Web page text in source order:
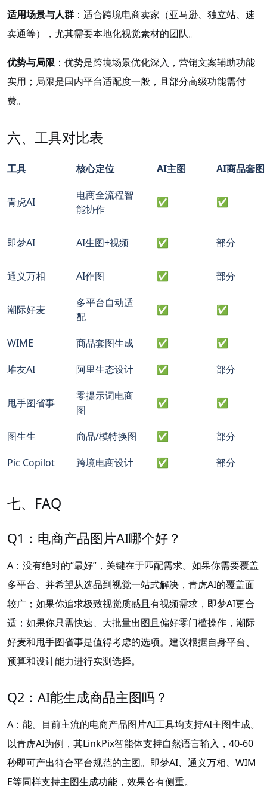
适用场景与人群 ：适合跨境电商卖家（亚马逊、独立站、速
卖通等），尤其需要本地化视觉素材的团队。
优势与局限 ：优势是跨境场景优化深入，营销文案辅助功能
实用；局限是国内平台适配度一般，且部分高级功能需付
费。
六、工具对比表
工具 核心定位 AI主图 AI商品套图
青虎AI
电商全流程智
能协作
✅ ✅
即梦AI AI生图+视频 ✅ 部分
通义万相 AI作图 ✅ 部分
潮际好麦
多平台自动适
配
✅ ✅
WIME 商品套图生成 ✅
✅
堆友AI
阿里生态设计 ✅ 部分
甩手图省事
零提示词电商
图
✅ ✅
图生生 商品/模特换图 ✅
部分
Pic Copilot
跨境电商设计 ✅ 部分
七、FAQ
Q1：电商产品图片AI哪个好？
A：没有绝对的“最好”，关键在于匹配需求。如果你需要覆盖
多平台、并希望从选品到视觉一站式解决，青虎AI的覆盖面
较广；如果你追求极致视觉质感且有视频需求，即梦AI更合
适；如果你只需快速、大批量出图且偏好零门槛操作，潮际
好麦和甩手图省事是值得考虑的选项。建议根据自身平台、
预算和设计能力进行实测选择。
Q2：AI能生成商品主图吗？
A：能。目前主流的电商产品图片AI工具均支持AI主图生成。
以青虎AI为例，其LinkPix智能体支持自然语言输入，40-60
秒即可产出符合平台规范的主图。即梦AI、通义万相、WIM
E等同样支持主图生成功能，效果各有侧重。